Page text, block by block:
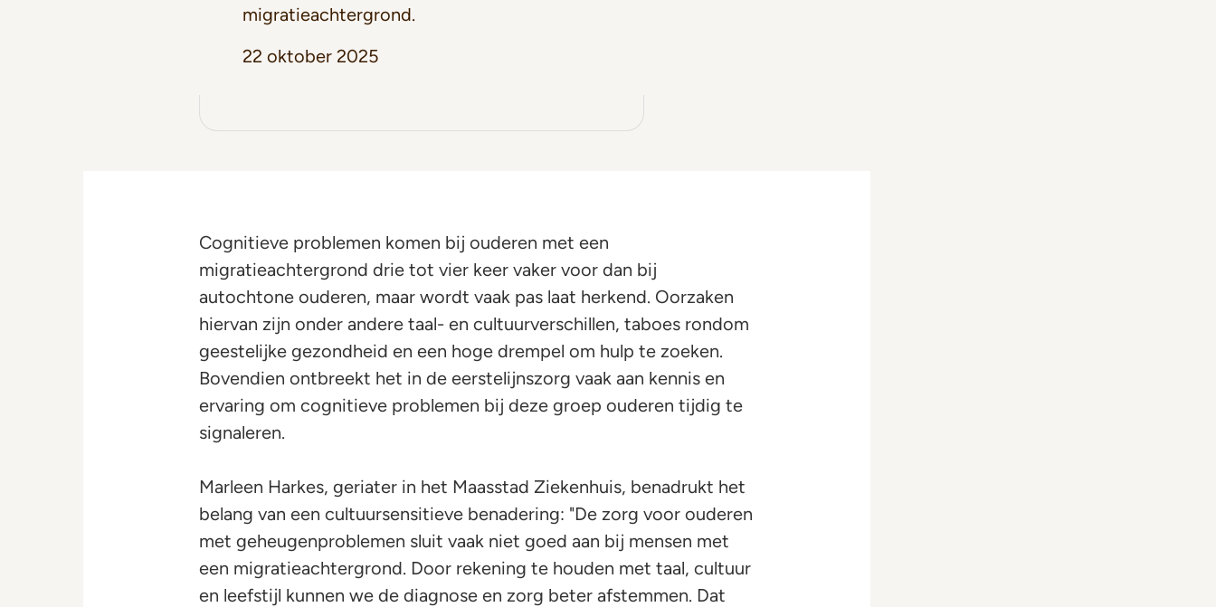
migratieachtergrond.
22 oktober 2025
Cognitieve problemen komen bij ouderen met een
migratieachtergrond drie tot vier keer vaker voor dan bij
autochtone ouderen, maar wordt vaak pas laat herkend. Oorzaken
hiervan zijn onder andere taal- en cultuurverschillen, taboes rondom
geestelijke gezondheid en een hoge drempel om hulp te zoeken.
Bovendien ontbreekt het in de eerstelijnszorg vaak aan kennis en
ervaring om cognitieve problemen bij deze groep ouderen tijdig te
signaleren.
Marleen Harkes, geriater in het Maasstad Ziekenhuis, benadrukt het
belang van een cultuursensitieve benadering: "De zorg voor ouderen
met geheugenproblemen sluit vaak niet goed aan bij mensen met
een migratieachtergrond. Door rekening te houden met taal, cultuur
en leefstijl kunnen we de diagnose en zorg beter afstemmen. Dat